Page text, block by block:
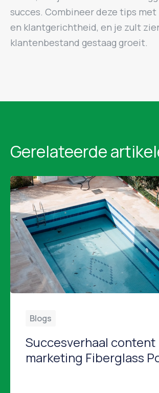
succes. Combineer deze tips met
en klantgerichtheid, en je zult
klantenbestand gestaag groeit.
Gerelateerde
Blogs
Succesverhaal content
marketing Fiberglass